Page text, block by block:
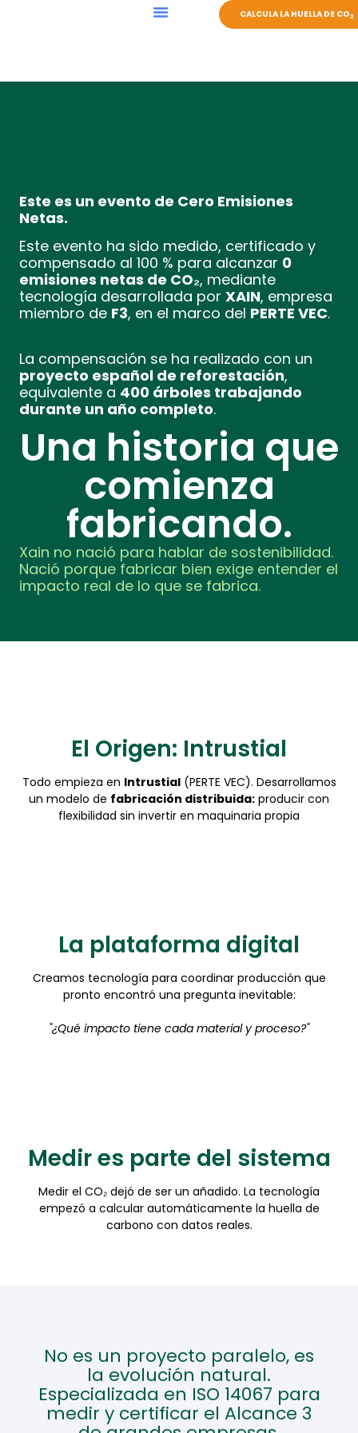
CALCULA LA HUELLA DE CO2
Este es un evento de Cero Emisiones
Netas.
Este evento ha sido medido, certificado y
compensado al 100 % para alcanzar 0
emisiones netas de CO₂, mediante
tecnología desarrollada porXAIN, empresa
miembro de F3, en el marco del PERTE VEC.
La compensación se ha realizado con un
proyecto español de reforestación,
equivalente a 400 árboles trabajando
durante un año completo.
Una historia que
comienza
fabricando.
Xain no nació para hablar de sostenibilidad.
Nació porque fabricar bien exige entender el
impacto real de lo que se fabrica.
El Origen: Intrustial
Todo empieza en Intrustial(PERTE VEC). Desarrollamos
un modelo de fabricación distribuida: producir con
flexibilidad sin invertir en maquinaria propia
La plataforma digital
Creamos tecnología para coordinar producción que
pronto encontró una pregunta inevitable:
"¿Qué impacto tiene cada material y proceso?"
Medir es parte del sistema
Medir el CO₂ dejó de ser un añadido. La tecnología
empezó a calcular automáticamente la huella de
carbono con datos reales.
No es un proyecto paralelo, es
la evolución natural.
Especializada en ISO 14067 para
medir y certificar el Alcance 3